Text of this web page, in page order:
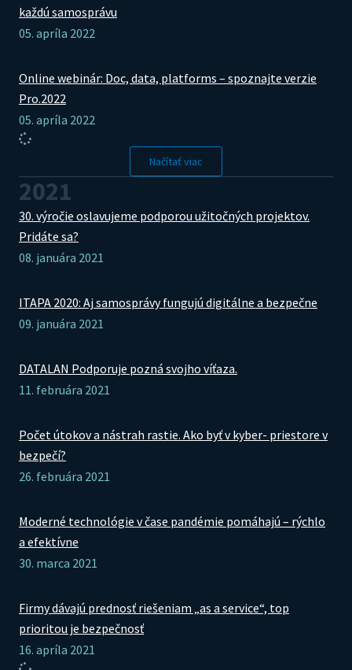
každú samosprávu
05. apríla 2022
Online webinár: Doc, data, platforms – spoznajte verzie
Pro.2022
05. apríla 2022
Načítať viac
2021
30. výročie oslavujeme podporou užitočných projektov.
Pridáte sa?
08. januára 2021
ITAPA 2020: Aj samosprávy fungujú digitálne a bezpečne
09. januára 2021
DATALAN Podporuje pozná svojho víťaza.
11. februára 2021
Počet útokov a nástrah rastie. Ako byť v kyber- priestore v
bezpečí?
26. februára 2021
Moderné technológie v čase pandémie pomáhajú – rýchlo
a efektívne
30. marca 2021
Firmy dávajú prednosť riešeniam „as a service“, top
prioritou je bezpečnosť
16. apríla 2021